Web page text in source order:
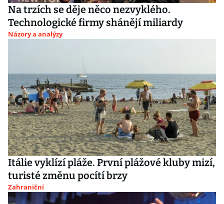
Na trzích se děje něco nezvyklého.
Technologické firmy shánějí miliardy
Názory a analýzy
Itálie vyklízí pláže. První plážové kluby mizí,
turisté změnu pocítí brzy
Zahraniční